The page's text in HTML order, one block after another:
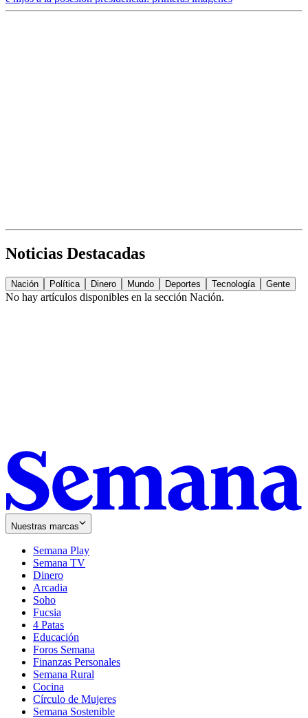
Noticias Destacadas
Nación Política Dinero Mundo Deportes Tecnología Gente
No hay artículos disponibles en la sección Nación.
Nuestras marcas
Semana Play
Semana TV
Dinero
Arcadia
Soho
in
new
window
Fucsia
in
new
window
4 Patas
Educación
Foros Semana
Finanzas Personales
Semana Rural
Cocina
Círculo de Mujeres
Semana Sostenible